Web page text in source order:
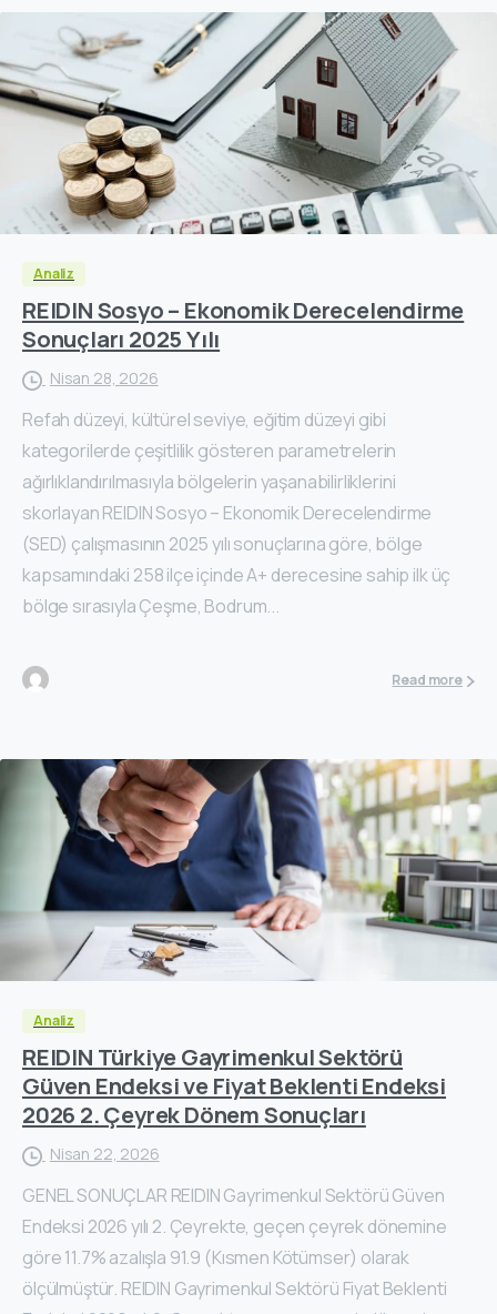
Analiz
REIDIN Sosyo – Ekonomik Derecelendirme
Sonuçları 2025 Yılı
Nisan 28, 2026
Refah düzeyi, kültürel seviye, eğitim düzeyi gibi
kategorilerde çeşitlilik gösteren parametrelerin
ağırlıklandırılmasıyla bölgelerin yaşanabilirliklerini
skorlayan REIDIN Sosyo – Ekonomik Derecelendirme
(SED) çalışmasının 2025 yılı sonuçlarına göre, bölge
kapsamındaki 258 ilçe içinde A+ derecesine sahip ilk üç
bölge sırasıyla Çeşme, Bodrum...
Read more
Analiz
REIDIN Türkiye Gayrimenkul Sektörü
Güven Endeksi ve Fiyat Beklenti Endeksi
2026 2. Çeyrek Dönem Sonuçları
Nisan 22, 2026
GENEL SONUÇLAR REIDIN Gayrimenkul Sektörü Güven
Endeksi 2026 yılı 2. Çeyrekte, geçen çeyrek dönemine
göre 11.7% azalışla 91.9 (Kısmen Kötümser) olarak
ölçülmüştür. REIDIN Gayrimenkul Sektörü Fiyat Beklenti